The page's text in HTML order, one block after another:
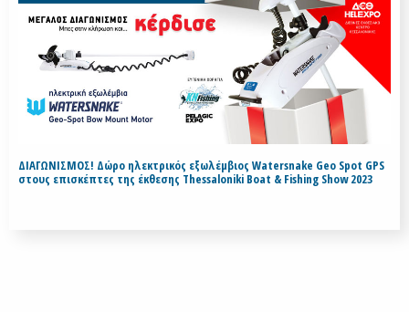
ΔΙΑΓΩΝΙΣΜΟΣ! Δώρο ηλεκτρικός εξωλέμβιος Watersnake Geo Spot GPS
στους επισκέπτες της έκθεσης Thessaloniki Boat & Fishing Show 2023